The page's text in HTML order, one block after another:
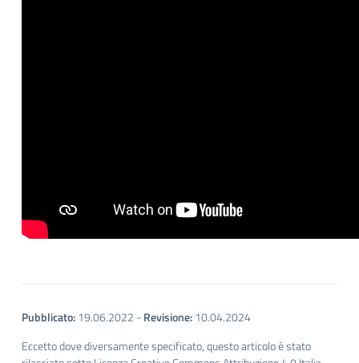
Pubblicato:19.06.2022 -Revisione:10.04.2024
Eccetto dove diversamente specificato, questo articolo è stato